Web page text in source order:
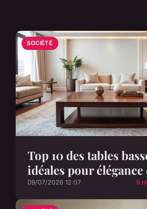
SOCIÉTÉ
Top 10 des tables
idéales pour élégance
09/07/2026 12:07 9